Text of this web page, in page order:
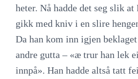
heter. Nå hadde det seg slik
gikk med kniv i en slire
Da han kom inn igjen
andre gutta – «æ trur han lek
innpå». Han hadde altså tatt